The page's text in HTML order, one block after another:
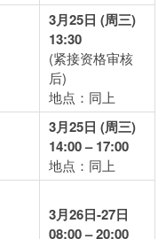
3月25日 (周三)
13:30
(紧接资格审核
后)
地点：同上
3月25日 (周三)
14:00 – 17:00
地点：同上
3月26日-27日
08:00 – 20:00